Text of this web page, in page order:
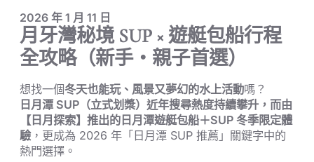
2026 年 1 月 11 日
月牙灣秘境 SUP × 遊艇包船行程
全攻略（新手・親子首選）
想找一個冬天也能玩、風景又夢幻的水上活動嗎？
日月潭 SUP（立式划槳）近年搜尋熱度持續攀升，而由
【日月探索】推出的日月潭遊艇包船＋SUP 冬季限定體
驗，更成為 2026 年「日月潭 SUP 推薦」關鍵字中的
熱門選擇。